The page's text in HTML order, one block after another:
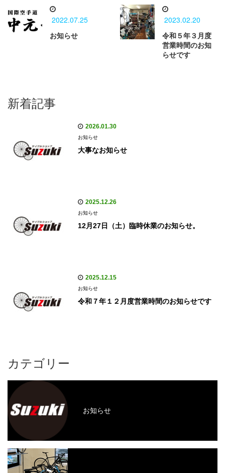
2022.07.25
お知らせ
2023.02.20
令和５年３月度
営業時間のお知
らせです
新着記事
2026.01.30
お知らせ
大事なお知らせ
2025.12.26
お知らせ
12月27日（土）臨時休業のお知らせ。
2025.12.15
お知らせ
令和７年１２月度営業時間のお知らせです
カテゴリー
お知らせ